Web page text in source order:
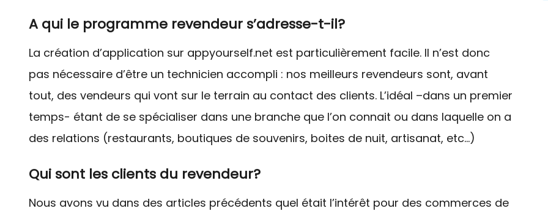
A qui le programme revendeur s’adresse-t-il?
La création d’application sur appyourself.net est particulièrement facile. Il n’est donc
pas nécessaire d’être un technicien accompli : nos meilleurs revendeurs sont, avant
tout, des vendeurs qui vont sur le terrain au contact des clients. L’idéal –dans un premier
temps- étant de se spécialiser dans une branche que l’on connait ou dans laquelle on a
des relations (restaurants, boutiques de souvenirs, boites de nuit, artisanat, etc…)
Qui sont les clients du revendeur?
Nous avons vu dans des articles précédents quel était l’intérêt pour des commerces de